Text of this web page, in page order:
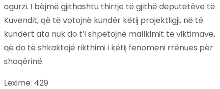
ogurzi. I bëjmë gjithashtu thirrje të gjithë deputetëve të
Kuvendit, që të votojnë kundër këtij projektligji, në të
kundërt ata nuk do t’i shpëtojnë mallkimit të viktimave,
që do të shkaktojë rikthimi i këtij fenomeni rrënues për
shoqërinë.
Lexime: 429